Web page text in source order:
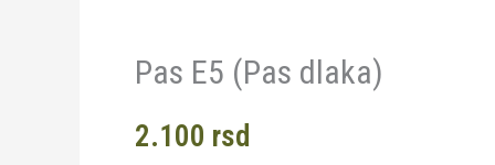
Pas E5 (Pas dlaka)
2.100 rsd